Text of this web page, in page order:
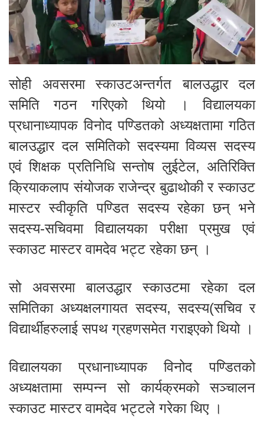
सोही अवसरमा स्काउटअन्तर्गत बालउद्धार दल
समिति गठन गरिएको थियो । विद्यालयका
प्रधानाध्यापक विनोद पण्डितको अध्यक्षतामा गठित
बालउद्धार दल समितिको सदस्यमा विव्यस सदस्य
एवं शिक्षक प्रतिनिधि सन्तोष लुईटेल, अतिरिक्ति
क्रियाकलाप संयोजक राजेन्द्र बुढाथोकी र स्काउट
मास्टर स्वीकृति पण्डित सदस्य रहेका छन् भने
सदस्य-सचिवमा विद्यालयका परीक्षा प्रमुख एवं
स्काउट मास्टर वामदेव भट्ट रहेका छन् ।
सो अवसरमा बालउद्धार स्काउटमा रहेका दल
समितिका अध्यक्षलगायत सदस्य, सदस्य(सचिव र
विद्यार्थीहरुलाई सपथ ग्रहणसमेत गराइएको थियो ।
विद्यालयका प्रधानाध्यापक विनोद पण्डितको
अध्यक्षतामा सम्पन्न सो कार्यक्रमको सञ्चालन
स्काउट मास्टर वामदेव भट्टले गरेका थिए ।